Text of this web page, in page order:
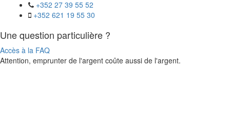
+352 27 39 55 52
+352 621 19 55 30
Une question particulière ?
Accès à la FAQ
Attention, emprunter de l'argent coûte aussi de l'argent.